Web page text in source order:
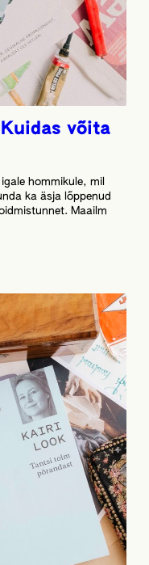
võita
hommikule, mil
ka äsja lõppenud
Maailm